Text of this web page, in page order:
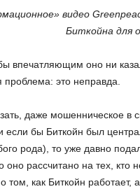
видео
Биткойна для
впечатляющим оно ни
проблема: это неправда.
даже мошенническое в
если бы Биткойн был
рода), то уже давно
оно рассчитано на тех, кто
том, как Биткойн работает,